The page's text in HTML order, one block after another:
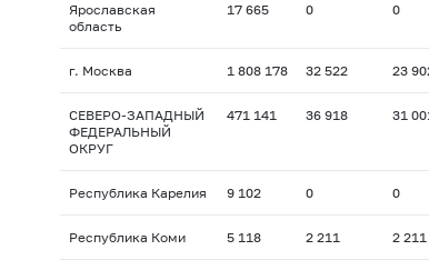
Ярославская
область
17 665 0 0
г. Москва 1 808 178 32 522 23
СЕВЕРО-ЗАПАДНЫЙ
ФЕДЕРАЛЬНЫЙ
ОКРУГ
471 141 36 918 31
Республика Карелия 9 102 0 0
Республика Коми 5 118 2 211 2 211